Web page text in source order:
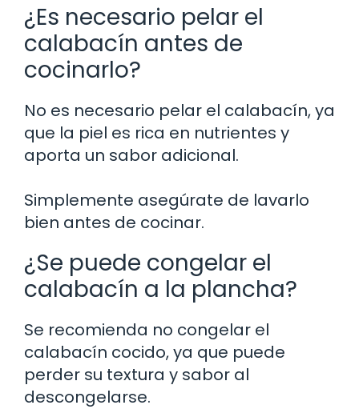
¿Es necesario pelar el
calabacín antes de
cocinarlo?
No es necesario pelar el calabacín, ya
que la piel es rica en nutrientes y
aporta un sabor adicional.
Simplemente asegúrate de lavarlo
bien antes de cocinar.
¿Se puede congelar el
calabacín a la plancha?
Se recomienda no congelar el
calabacín cocido, ya que puede
perder su textura y sabor al
descongelarse.